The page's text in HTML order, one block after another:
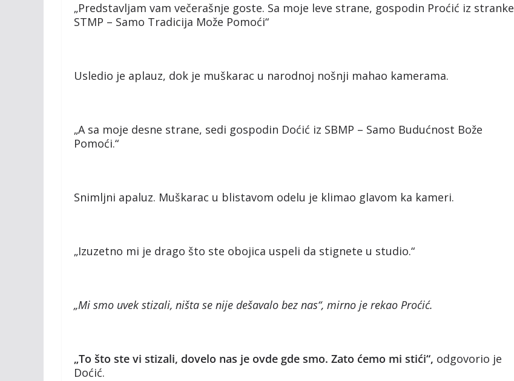
„Predstavljam vam večerašnje goste. Sa moje leve strane, gospodin Proćić iz stranke
STMP – Samo Tradicija Može Pomoći“
Usledio je aplauz, dok je muškarac u narodnoj nošnji mahao kamerama.
„A sa moje desne strane, sedi gospodin Doćić iz SBMP – Samo Budućnost Bože
Pomoći.“
Snimljni apaluz. Muškarac u blistavom odelu je klimao glavom ka kameri.
„Izuzetno mi je drago što ste obojica uspeli da stignete u studio.“
„Mi smo uvek stizali, ništa se nije dešavalo bez nas“, mirno je rekao Proćić.
„To što ste vi stizali, dovelo nas je ovde gde smo. Zato ćemo mi stići“, odgovorio je
Doćić.